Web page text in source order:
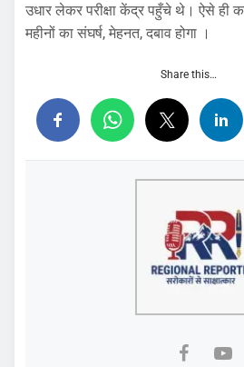
उधार लेकर परीक्षा केंद्र पहुँचे थे। ऐसे ही
महीनों का संघर्ष, मेहनत, दबाव होगा ।
Share this…